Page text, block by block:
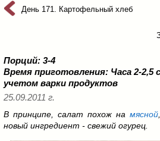
День 171. Картофельный хлеб
Порций: 3-4
Время приготовления: Часа 2-2,5 с
учетом варки продуктов
25.09.2011 г.
В принципе, салат похож намясной
новый ингредиент - свежий огурец.